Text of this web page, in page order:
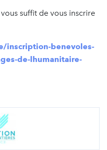
suffit de vous inscrire
inscription-benevoles-
de-lhumanitaire-